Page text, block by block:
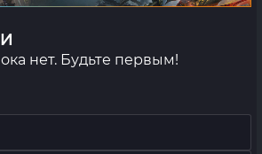
нет. Будьте первым!